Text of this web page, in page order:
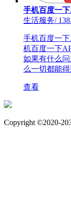
手机百度一
生活服务/
手机百度一
机百度一下
如果有什么
么一切都能得
查看
Copyright ©2020-